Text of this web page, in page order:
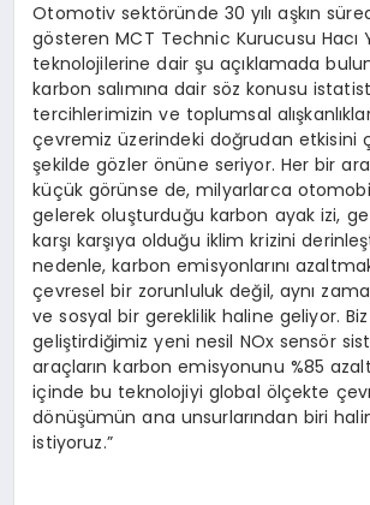
Otomotiv sektöründe 30 yılı aşkın
gösteren MCT Technic Kurucusu Hacı
teknolojilerine dair şu açıklamada
karbon salımına dair söz konusu
tercihlerimizin ve toplumsal
çevremiz üzerindeki doğrudan etkisini
şekilde gözler önüne seriyor. Her bir
küçük görünse de, milyarlarca
gelerek oluşturduğu karbon ayak izi,
karşı karşıya olduğu iklim krizini
nedenle, karbon emisyonlarını
çevresel bir zorunluluk değil, aynı
ve sosyal bir gereklilik haline geliyor.
geliştirdiğimiz yeni nesil NOx sensör
araçların karbon emisyonunu %85
içinde bu teknolojiyi global ölçekte
dönüşümün ana unsurlarından biri
istiyoruz.”